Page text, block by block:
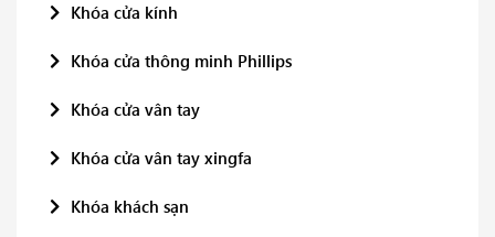
Khóa cửa kính
Khóa cửa thông minh Phillips
Khóa cửa vân tay
Khóa cửa vân tay xingfa
Khóa khách sạn